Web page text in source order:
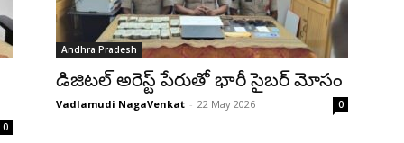
0
Andhra Pradesh
డిజిటల్ అరెస్ట్ పేరుతో భారీ సైబర్ మోసం
Vadlamudi NagaVenkat - 22 May 2026 0